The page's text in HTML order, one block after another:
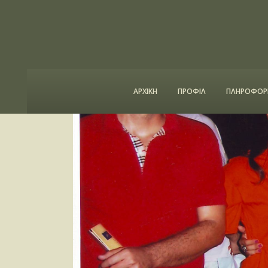
ΑΡΧΙΚΗ ΠΡΟΦΙΛ